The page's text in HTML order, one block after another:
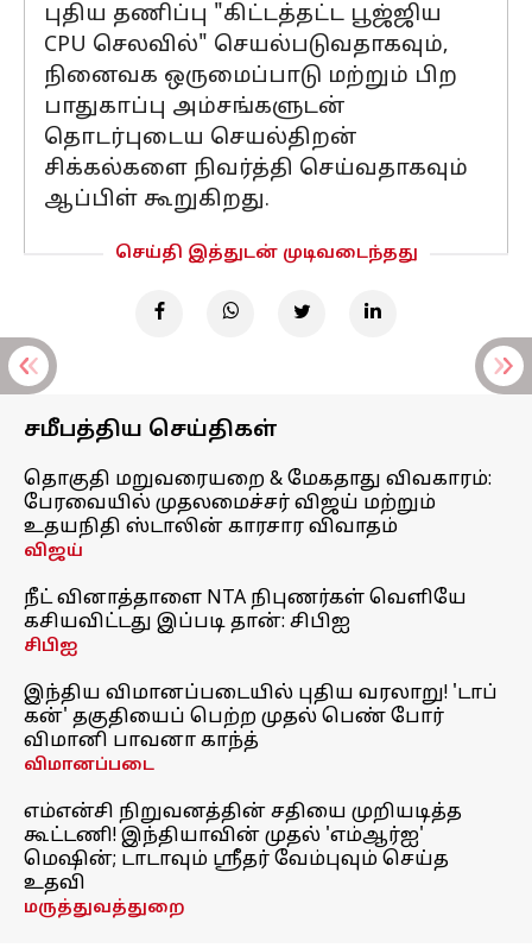
புதிய தணிப்பு "கிட்டத்தட்ட பூஜ்ஜிய
CPU செலவில்" செயல்படுவதாகவும்,
நினைவக ஒருமைப்பாடு மற்றும் பிற
பாதுகாப்பு அம்சங்களுடன்
தொடர்புடைய செயல்திறன்
சிக்கல்களை நிவர்த்தி செய்வதாகவும்
ஆப்பிள் கூறுகிறது.
செய்தி இத்துடன் முடிவடைந்தது
சமீபத்திய செய்திகள்
தொகுதி மறுவரையறை & மேகதாது விவகாரம்:
பேரவையில் முதலமைச்சர் விஜய் மற்றும்
உதயநிதி ஸ்டாலின் காரசார விவாதம்
விஜய்
நீட் வினாத்தாளை NTA நிபுணர்கள் வெளியே
கசியவிட்டது இப்படி தான்: சிபிஐ
சிபிஐ
இந்திய விமானப்படையில் புதிய வரலாறு! 'டாப்
கன்' தகுதியைப் பெற்ற முதல் பெண் போர்
விமானி பாவனா காந்த்
விமானப்படை
எம்என்சி நிறுவனத்தின் சதியை முறியடித்த
கூட்டணி! இந்தியாவின் முதல் 'எம்ஆர்ஐ'
மெஷின்; டாடாவும் ஸ்ரீதர் வேம்புவும் செய்த
உதவி
மருத்துவத்துறை